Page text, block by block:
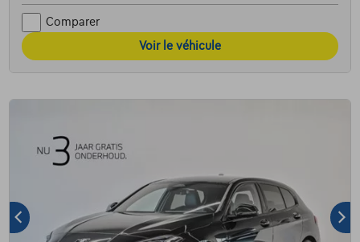
Comparer
Voir le véhicule